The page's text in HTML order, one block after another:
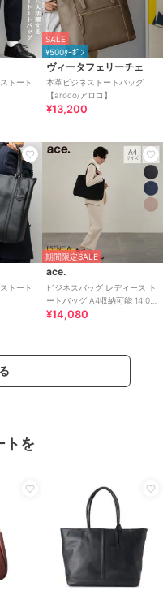
トート
SALE
¥500ｸｰﾎﾟﾝ
ヴィータフェリーチェ
本革ビジネストートバッグ
【aroco/アロコ】
¥13,200
トート
期間限定SALE
ace.
ビジネスバッグ レディース ト
ートバッグ A4収納可能 14.0イ
ンチ ace. エセンシア
¥14,080
トを